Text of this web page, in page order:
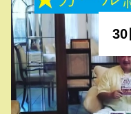
30